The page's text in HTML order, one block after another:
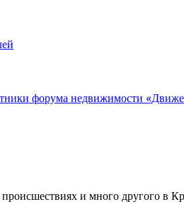
форума недвижимости
и много другого в